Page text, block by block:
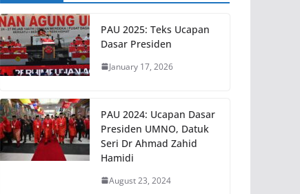
PAU 2025: Teks Ucapan
Dasar Presiden
January 17, 2026
PAU 2024: Ucapan Dasar
Presiden UMNO, Datuk
Seri Dr Ahmad Zahid
Hamidi
August 23, 2024